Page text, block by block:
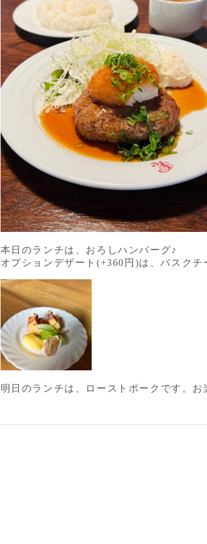
本日のランチは、おろしハンバーグ♪
オプションデザート(+360円)は、バスクチ
明日のランチは、ローストポークです。お